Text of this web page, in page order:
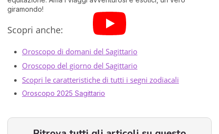
giramondo!
Scopri anche:
Oroscopo di domani del Sagittario
Oroscopo del giorno del Sagittario
Scopri le caratteristiche di tutti i segni zodiacali
Oroscopo 2025 Sagittario